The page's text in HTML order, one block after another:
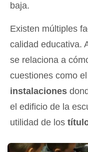
baja.
Existen múltiples
calidad educativa.
se relaciona a
cuestiones como el
instalaciones
el edificio de la
utilidad de los